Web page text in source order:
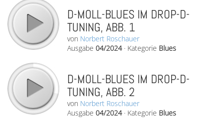
D-MOLL-BLUES IM DROP-D-
TUNING, ABB. 1
von Norbert Roschauer
Ausgabe 04/2024· Kategorie Blues
D-MOLL-BLUES IM DROP-D-
TUNING, ABB. 2
von Norbert Roschauer
Ausgabe 04/2024· Kategorie Blues